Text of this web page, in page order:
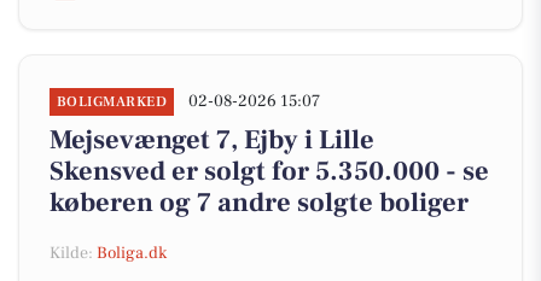
BOLIGMARKED 02-08-2026 15:07
Mejsevænget 7, Ejby i Lille
Skensved er solgt for 5.350.000 - se
køberen og 7 andre solgte boliger
Kilde: Boliga.dk